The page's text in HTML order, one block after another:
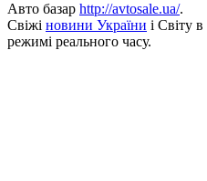
Авто базар http://avtosale.ua/.
Свіжі новини України і Світу в
режимі реального часу.